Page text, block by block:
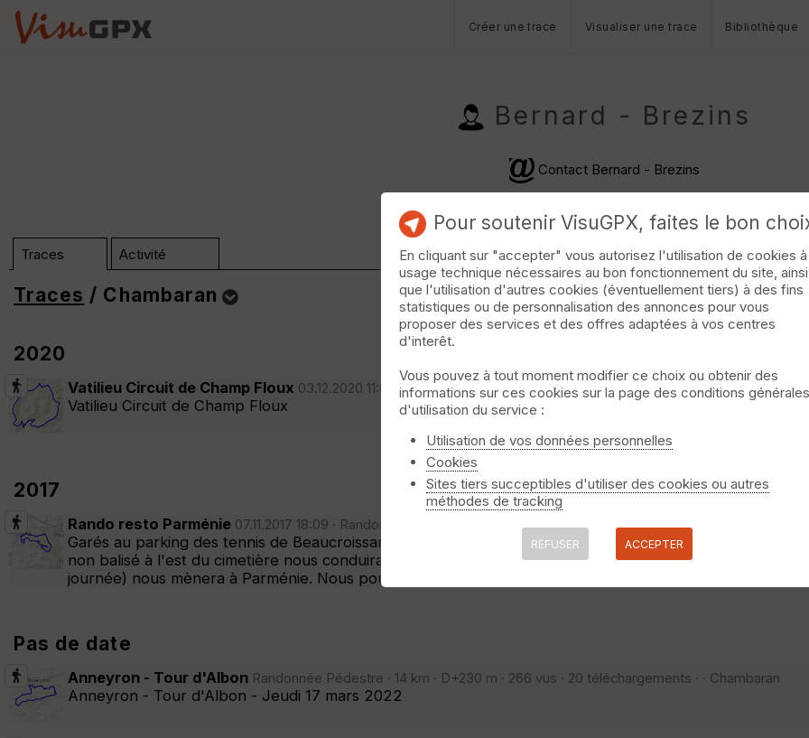
Créer une trace Visualiser une trace Bibliothèque
Bernard - Brezins
Contact Bernard - Brezins
Traces Activité
Traces / Chambaran
Dossier Chambaran (n°763)
Trier
Afficher la carto
2020
Vatilieu Circuit de Champ Floux 03.12.2020 11:00 · Randonnée Pédestre · 11 km · D+400 m · 294 vus · 64
Vatilieu Circuit de Champ Floux
2017
Rando resto Parménie 07.11.2017 18:09 · Randonnée Pédestre · 14 km · D+380 m · 884 vus · 116 téléchargements · ·
Garés au parking des tennis de Beaucroissant (lieu-dit Le Clos), nous partirons plein ouest, longerons
non balisé à l'est du cimetière nous conduira à la Rivoire puis nous entrerons dans la forêt. A partir du
journée) nous mènera à Parménie. Nous poursuivrons jusqu'à la
Pas de date
Anneyron - Tour d'Albon Randonnée Pédestre · 14 km · D+230 m · 266 vus · 20 téléchargements · · Chambaran
Anneyron - Tour d'Albon - Jeudi 17 mars 2022
Pour soutenir VisuGPX, faites le bon
En cliquant sur "accepter" vous autorisez l'utilisation de cookies à
usage technique nécessaires au bon fonctionnement du site, ainsi
que l'utilisation d'autres cookies (éventuellement tiers) à des fins
statistiques ou de personnalisation des annonces pour vous
proposer des services et des offres adaptées à vos centres
d'interêt.
Vous pouvez à tout moment modifier ce choix ou obtenir des
informations sur ces cookies sur la page des conditions générales
d'utilisation du service :
Utilisation de vos données personnelles
Cookies
Sites tiers succeptibles d'utiliser des cookies ou autres
méthodes de tracking
REFUSER ACCEPTER